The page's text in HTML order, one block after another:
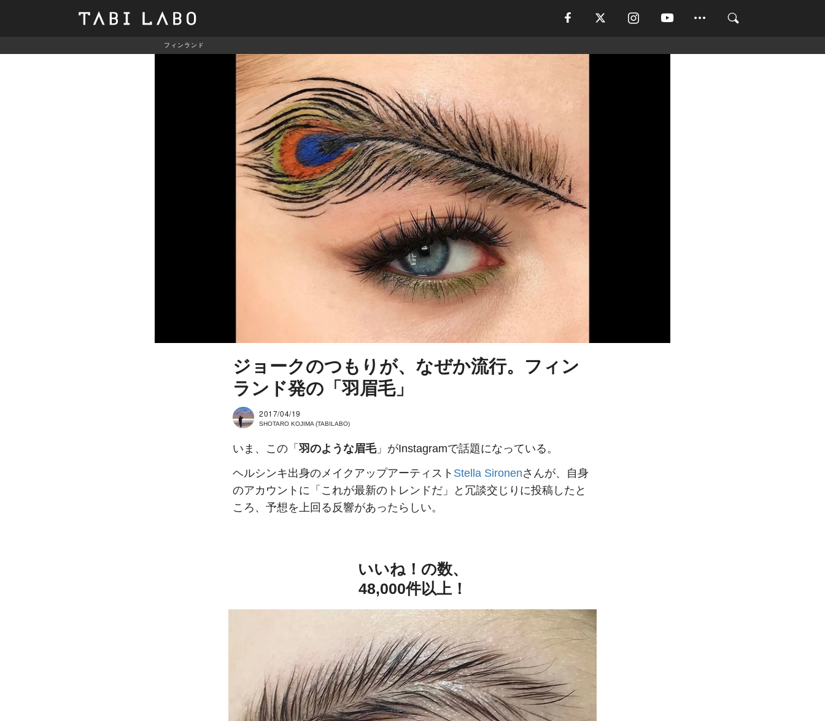
フィンランド
ジョークのつもりが、なぜか流行。フィン
ランド発の「羽眉毛」
2017/04/19
SHOTARO KOJIMA (TABILABO)
いま、この「 羽のような眉毛」がInstagramで話題になっている。
ヘルシンキ出身のメイクアップアーティスト Stella Sironenさんが、自身
のアカウントに「これが最新のトレンドだ」と冗談交じりに投稿したと
ころ、予想を上回る反響があったらしい。
いいね！の数、
48,000件以上！